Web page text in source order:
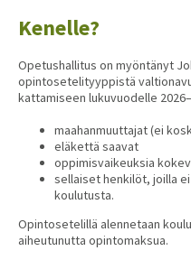
Kenelle?
Opetushallitus on myöntänyt
opintosetelityyppistä
kattamiseen lukuvuodelle
maahanmuuttajat (ei
eläkettä saavat
oppimisvaikeuksia
sellaiset henkilöt, joilla
koulutusta.
Opintosetelillä alennetaan
aiheutunutta opintomaksua.